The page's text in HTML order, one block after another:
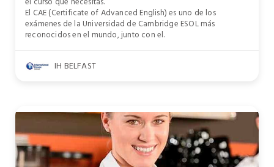
El CAE (Certificate of Advanced English) es uno de los
exámenes de la Universidad de Cambridge ESOL más
reconocidos en el mundo, junto con el.
IH BELFAST